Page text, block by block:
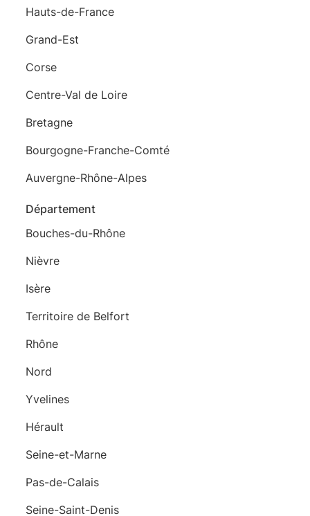
Hauts-de-France
Grand-Est
Corse
Centre-Val de Loire
Bretagne
Bourgogne-Franche-Comté
Auvergne-Rhône-Alpes
Département
Bouches-du-Rhône
Nièvre
Isère
Territoire de Belfort
Rhône
Nord
Yvelines
Hérault
Seine-et-Marne
Pas-de-Calais
Seine-Saint-Denis